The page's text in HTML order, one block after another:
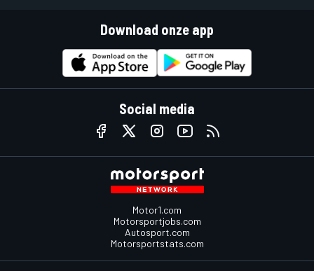
Download onze app
Social media
Motor1.com
Motorsportjobs.com
Autosport.com
Motorsportstats.com